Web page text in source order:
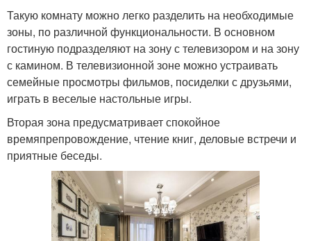
Такую комнату можно легко разделить на необходимые
зоны, по различной функциональности. В основном
гостиную подразделяют на зону с телевизором и на зону
с камином. В телевизионной зоне можно устраивать
семейные просмотры фильмов, посиделки с друзьями,
играть в веселые настольные игры.
Вторая зона предусматривает спокойное
времяпрепровождение, чтение книг, деловые встречи и
приятные беседы.